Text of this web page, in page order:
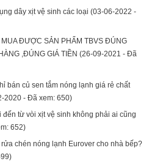
dây xịt vệ sinh các loại (03-06-2022 -
ĐƯỢC SẢN PHẨM TBVS ĐÚNG
,ĐÚNG GIÁ TIỀN (26-09-2021 - Đã
bán củ sen tắm nóng lạnh giá rẻ chất
2020 - Đã xem: 650)
từ vòi xịt vệ sinh không phải ai cũng
652)
chén nóng lạnh Eurover cho nhà bếp?